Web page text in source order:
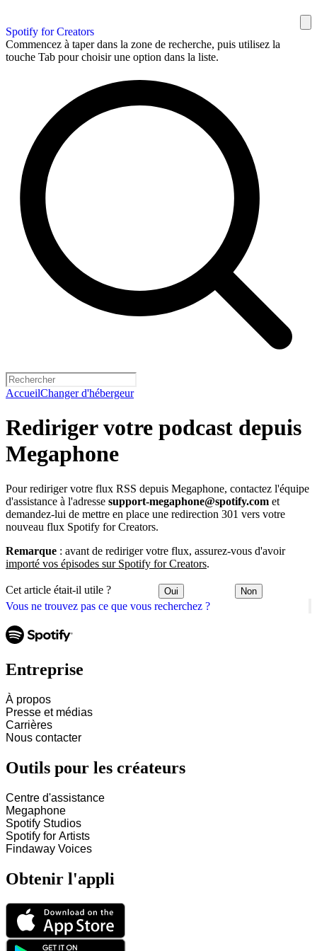
Spotify for Creators
Commencez à taper dans la zone de recherche, puis utilisez la
touche Tab pour choisir une option dans la liste.
AccueilChanger d'hébergeur
Vous ne trouvez pas ce que vous recherchez ?
Rediriger votre podcast depuis
Megaphone
Pour rediriger votre flux RSS depuis Megaphone, contactez l'équipe
d'assistance à l'adresse support-megaphone@spotify.com et
demandez-lui de mettre en place une redirection 301 vers votre
nouveau flux Spotify for Creators.
Remarque : avant de rediriger votre flux, assurez-vous d'avoir
importé vos épisodes sur Spotify for Creators.
Cet article était-il utile ? Oui Non
Entreprise
À propos
Presse et médias
Carrières
Nous contacter
Outils pour les créateurs
Centre d'assistance
Megaphone
Spotify Studios
Spotify for Artists
Findaway Voices
Obtenir l'appli